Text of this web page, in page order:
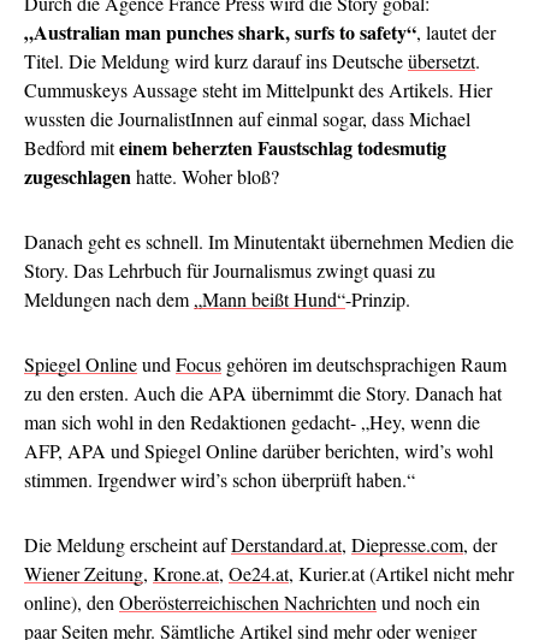
„Australian man punches shark, surfs to safety“, lautet der
Titel. Die Meldung wird kurz darauf ins Deutscheübersetzt.
Cummuskeys Aussage steht im Mittelpunkt des Artikels. Hier
wussten die JournalistInnen auf einmal sogar, dass Michael
Bedford miteinem beherzten Faustschlag todesmutig
zugeschlagenhatte. Woher bloß?
Danach geht es schnell. Im Minutentakt übernehmen Medien die
Story. Das Lehrbuch für Journalismus zwingt quasi zu
Meldungen nach dem „Mann beißt Hund“-Prinzip.
Spiegel Onlineund Focus gehören im deutschsprachigen Raum
zu den ersten. Auch die APA übernimmt die Story. Danach hat
man sich wohl in den Redaktionen gedacht- „Hey, wenn die
AFP, APA und Spiegel Online darüber berichten, wird’s wohl
stimmen. Irgendwer wird’s schon überprüft haben.“
Die Meldung erscheint aufDerstandard.at, Diepresse.com, der
Wiener Zeitung, Krone.at, Oe24.at, Kurier.at (Artikel nicht mehr
online), den Oberösterreichischen Nachrichten und noch ein
paar Seiten mehr. Sämtliche Artikel sind mehr oder weniger